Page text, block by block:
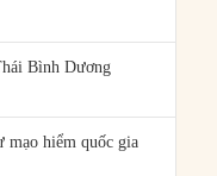
Bình Dương
mạo hiểm quốc gia